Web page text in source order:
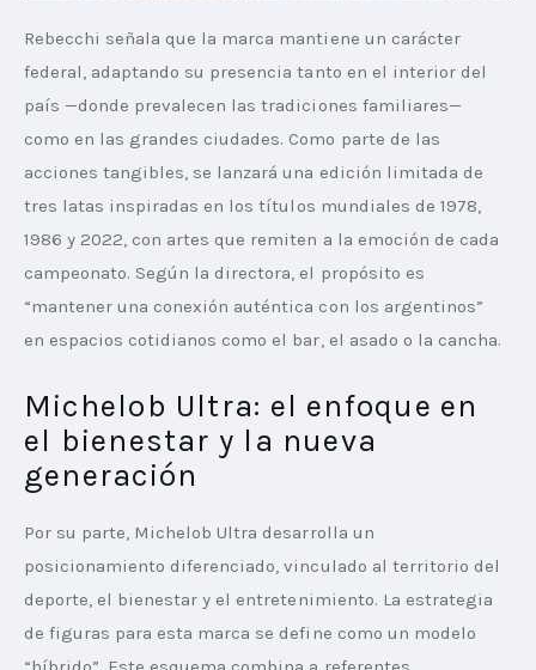
Rebecchi señala que la marca mantiene un carácter
federal, adaptando su presencia tanto en el interior del
país —donde prevalecen las tradiciones familiares—
como en las grandes ciudades. Como parte de las
acciones tangibles, se lanzará una edición limitada de
tres latas inspiradas en los títulos mundiales de 1978,
1986 y 2022, con artes que remiten a la emoción de cada
campeonato. Según la directora, el propósito es
“mantener una conexión auténtica con los argentinos”
en espacios cotidianos como el bar, el asado o la cancha.
Michelob Ultra: el enfoque en
el bienestar y la nueva
generación
Por su parte, Michelob Ultra desarrolla un
posicionamiento diferenciado, vinculado al territorio del
deporte, el bienestar y el entretenimiento. La estrategia
de figuras para esta marca se define como un modelo